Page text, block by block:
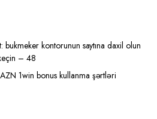
kontorunun saytına daxil olun
– 48
1win bonus kullanma şərtləri